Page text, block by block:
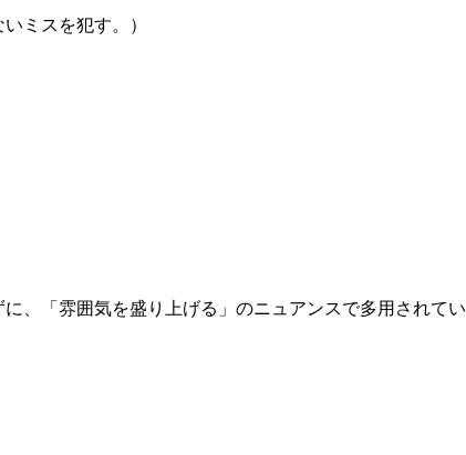
ミスを犯す。）
、「雰囲気を盛り上げる」のニュアンスで多用されてい